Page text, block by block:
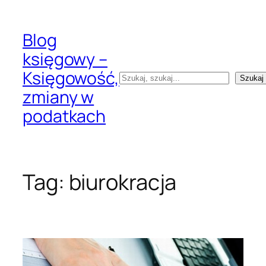
treściBlog
księgowy –
Księgowość,
zmiany w
podatkach
Szukaj Szukaj
Tag: biurokracja